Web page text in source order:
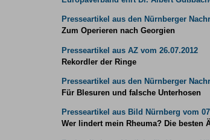
Presseartikel aus den Nürnberger
Zum Operieren nach Georgien
Presseartikel aus AZ vom 26.07.2012
Rekordler der Ringe
Presseartikel aus den Nürnberger
Für Blesuren und falsche Unterhosen
Presseartikel aus Bild Nürnberg vom
Wer lindert mein Rheuma? Die besten